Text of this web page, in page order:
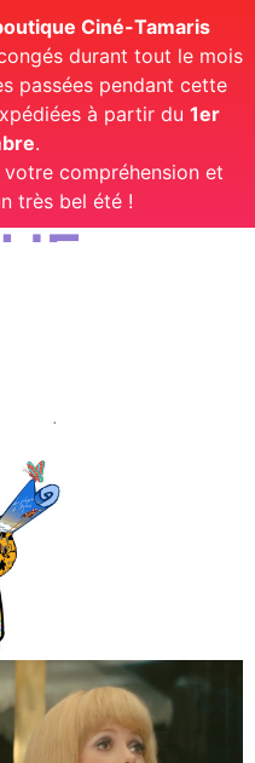
Ciné-Tamaris
durant tout le mois
passées pendant cette
à partir du 1er
.
compréhension et
très bel été !